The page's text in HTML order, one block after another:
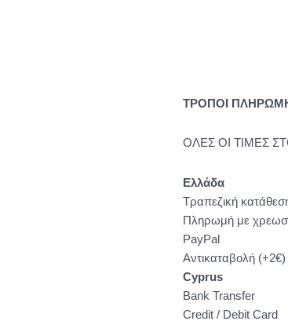
ΤΡΟΠΟΙ
ΟΛΕΣ ΟΙ ΤΙΜΕΣ
Ελλάδα
Τραπεζική
Πληρωμή με
PayPal
Αντικαταβολή (+2€)
Cyprus
Bank Transfer
Credit / Debit Card